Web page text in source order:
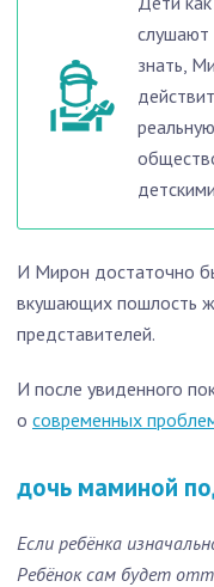
слушают
знать,
И Мирон достаточно
вкушающих пошлость
представителей.
И после увиденного
о современных
Если ребёнка
Ребёнок сам будет